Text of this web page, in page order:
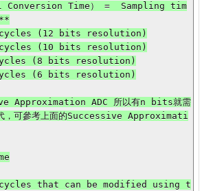
Conversion Time） =  Sampling tim
Approximation ADC 所以有n bits就需
，可參考上面的Successive Approximati